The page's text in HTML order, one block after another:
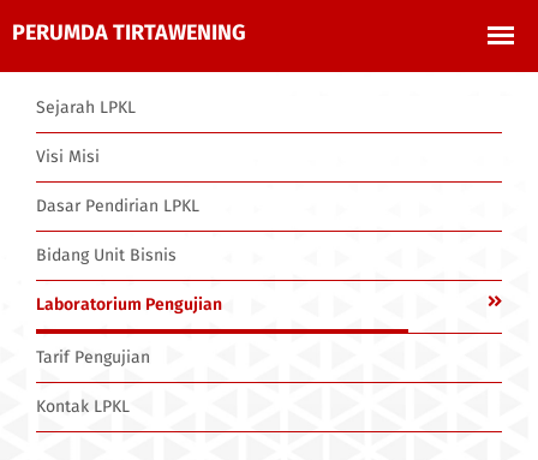
Sejarah LPKL
Visi Misi
Dasar Pendirian LPKL
Bidang Unit Bisnis
Laboratorium Pengujian
Tarif Pengujian
Kontak LPKL